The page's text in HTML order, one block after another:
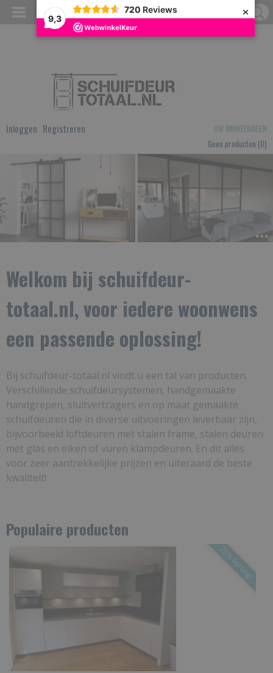
9,3
720 Reviews ×
Inloggen Registreren
UW WINKELWAGEN
Geen producten (0)
Welkom bij schuifdeur-
totaal.nl, voor iedere woonwens
een passende oplossing!
Bij schuifdeur-totaal.nl vindt u een tal van producten.
Verschillende schuifdeursystemen, handgemaakte
handgrepen, sluitvertragers en op maat gemaakte
schuifdeuren die in diverse uitvoeringen leverbaar zijn,
bijvoorbeeld loftdeuren met stalen frame, stalen deuren
met glas en eiken of vuren klampdeuren. En dit alles
voor zeer aantrekkelijke prijzen en uiteraard de beste
kwaliteit!
Populaire producten
25% korting!